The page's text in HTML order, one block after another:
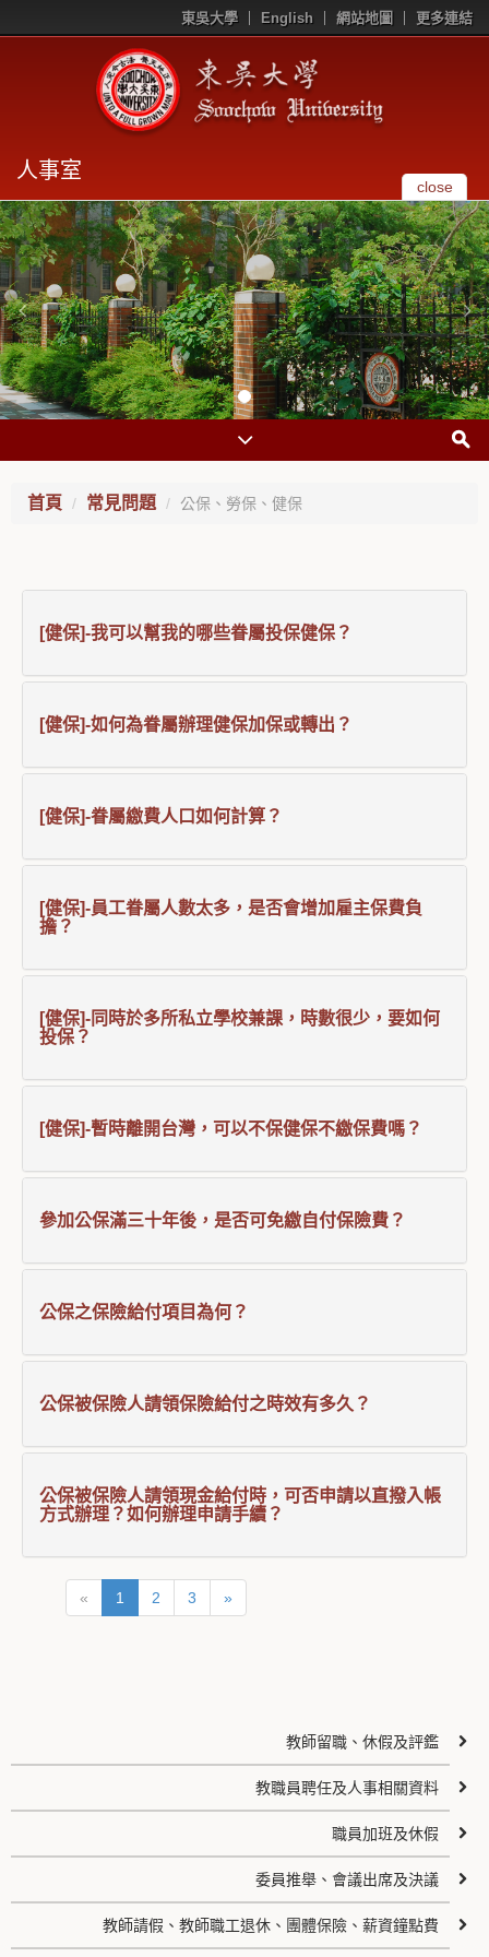
東吳大學 English 網站地圖 更多連結
人事室
close
首頁 常見問題 公保、勞保、健保
[健保]-我可以幫我的哪些眷屬投保健保？
[健保]-如何為眷屬辦理健保加保或轉出？
[健保]-眷屬繳費人口如何計算？
[健保]-員工眷屬人數太多，是否會增加雇主保費負
擔？
[健保]-同時於多所私立學校兼課，時數很少，要如何
投保？
[健保]-暫時離開台灣，可以不保健保不繳保費嗎？
參加公保滿三十年後，是否可免繳自付保險費？
公保之保險給付項目為何？
公保被保險人請領保險給付之時效有多久？
公保被保險人請領現金給付時，可否申請以直撥入帳
方式辦理？如何辦理申請手續？
« 1 2 3 »
教師留職、休假及評鑑
教職員聘任及人事相關資料
職員加班及休假
委員推舉、會議出席及決議
教師請假、教師職工退休、團體保險、薪資鐘點費